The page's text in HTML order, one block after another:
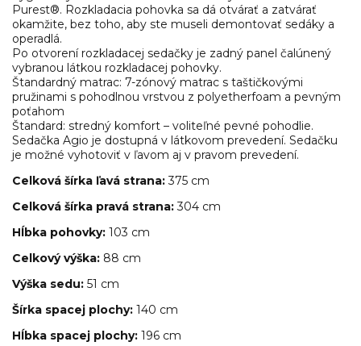
Purest®. Rozkladacia pohovka sa dá otvárať a zatvárať
okamžite, bez toho, aby ste museli demontovať sedáky a
operadlá.
Po otvorení rozkladacej sedačky je zadný panel čalúnený
vybranou látkou rozkladacej pohovky.
Štandardný matrac: 7-zónový matrac s taštičkovými
pružinami s pohodlnou vrstvou z polyetherfoam a pevným
poťahom
Štandard: stredný komfort – voliteľné pevné pohodlie.
Sedačka Agio je dostupná v látkovom prevedení. Sedačku
je možné vyhotoviť v ľavom aj v pravom prevedení.
Celková šírka ľavá strana:375 cm
Celková šírka pravá strana:304 cm
Hĺbka pohovky: 103 cm
Celkový výška: 88 cm
Výška sedu: 51 cm
Šírka spacej plochy: 140 cm
Hĺbka spacej plochy: 196 cm